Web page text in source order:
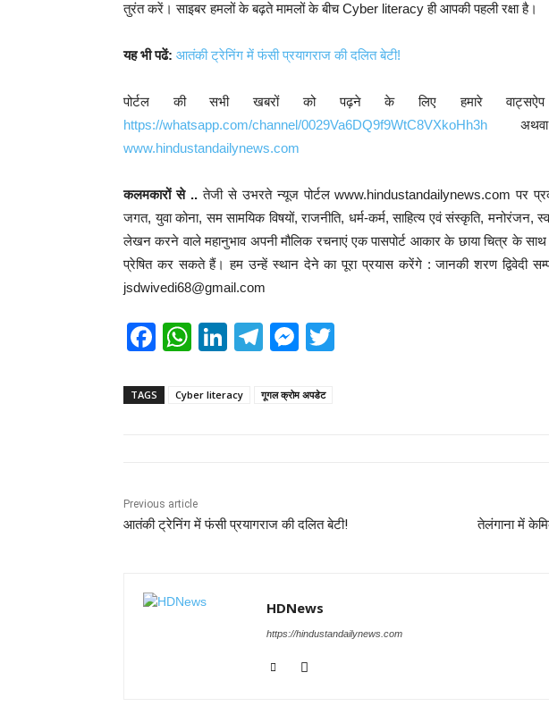
तुरंत करें। साइबर हमलों के बढ़ते मामलों के बीच Cyber literacy ही आपकी पहली रक्षा है।
यह भी पढें: आतंकी ट्रेनिंग में फंसी प्रयागराज की दलित बेटी!
पोर्टल की सभी खबरों को पढ़ने के लिए हमारे
https://whatsapp.com/channel/0029Va6DQ9f9WtC8VXkoHh3h
www.hindustandailynews.com
कलमकारों से ..तेजी से उभरते न्यूज पोर्टल www.hindustandailynews.com पर
जगत, युवा कोना, सम सामयिक विषयों, राजनीति, धर्म-कर्म, साहित्य एवं संस्कृति, मनोरंजन,
लेखन करने वाले महानुभाव अपनी मौलिक रचनाएं एक पासपोर्ट आकार के छाया चित्र के
प्रेषित कर सकते हैं। हम उन्हें स्थान देने का पूरा प्रयास करेंगे : जानकी शरण द्विवेदी
jsdwivedi68@gmail.com
F
c
o
k
W
at
p
Li
k
T
e
M
ss
TAGS Cyber literacy गूगल क्रोम अपडेट
Previous article
आतंकी ट्रेनिंग में फंसी प्रयागराज की दलित बेटी! तेलंगाना में
HDNews
https://hindustandailynews.com